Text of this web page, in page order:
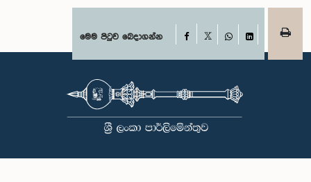
මෙම පිටුව බෙදාගන්න Facebook
WhatsAppLinkedIn